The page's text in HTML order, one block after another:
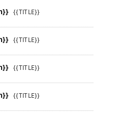
{{TITLE}}
{{TITLE}}
{{TITLE}}
{{TITLE}}